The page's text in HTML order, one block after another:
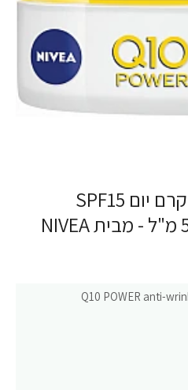
ניוואה Q10 POWER קרם יום SPF15
Q10 POWER anti-